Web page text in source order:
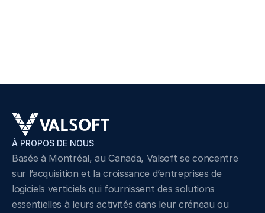
À PROPOS DE NOUS
Basée à Montréal, au Canada, Valsoft se concentre
sur l’acquisition et la croissance d’entreprises de
logiciels verticiels qui fournissent des solutions
essentielles à leurs activités dans leur créneau ou